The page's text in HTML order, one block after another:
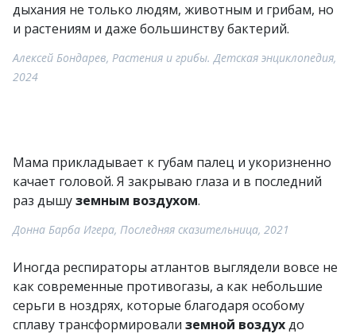
дыхания не только людям, животным и грибам, но
и растениям и даже большинству бактерий.
Алексей Бондарев, Растения и грибы. Детская энциклопедия,
2024
Мама прикладывает к губам палец и укоризненно
качает головой. Я закрываю глаза и в последний
раз дышуземным воздухом.
Донна Барба Игера, Последняя сказительница, 2021
Иногда респираторы атлантов выглядели вовсе не
как современные противогазы, а как небольшие
серьги в ноздрях, которые благодаря особому
сплаву трансформировали земной воздухдо